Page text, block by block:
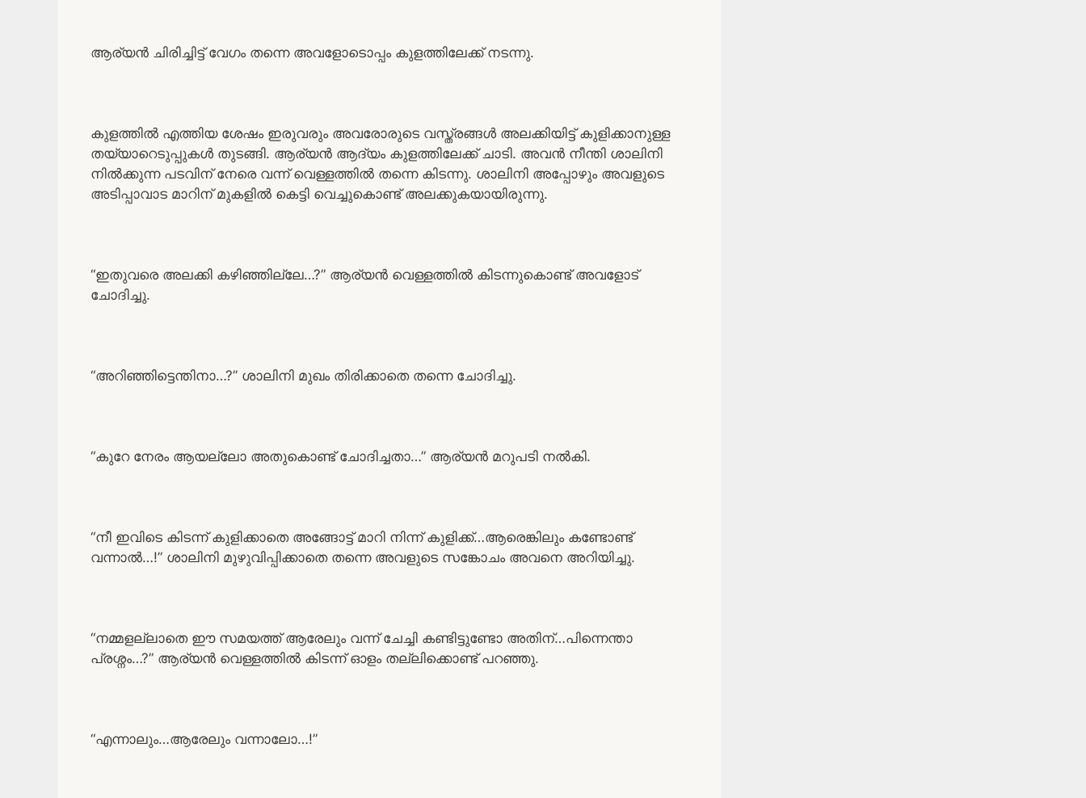
ആര്യൻ ചിരിച്ചിട്ട് വേഗം തന്നെ അവളോടൊപ്പം കുളത്തിലേക്ക് നടന്നു.
കുളത്തിൽ എത്തിയ ശേഷം ഇരുവരും അവരോരുടെ വസ്ത്രങ്ങൾ അലക്കിയിട്ട് കുളിക്കാനുള്ള
തയ്യാറെടുപ്പുകൾ തുടങ്ങി. ആര്യൻ ആദ്യം കുളത്തിലേക്ക് ചാടി. അവൻ നീന്തി ശാലിനി
നിൽക്കുന്ന പടവിന് നേരെ വന്ന് വെള്ളത്തിൽ തന്നെ കിടന്നു. ശാലിനി അപ്പോഴും അവളുടെ
അടിപ്പാവാട മാറിന് മുകളിൽ കെട്ടി വെച്ചുകൊണ്ട് അലക്കുകയായിരുന്നു.
“ഇതുവരെ അലക്കി കഴിഞ്ഞില്ലേ…?” ആര്യൻ വെള്ളത്തിൽ കിടന്നുകൊണ്ട് അവളോട്
ചോദിച്ചു.
“അറിഞ്ഞിട്ടെന്തിനാ…?” ശാലിനി മുഖം തിരിക്കാതെ തന്നെ ചോദിച്ചു.
“കുറേ നേരം ആയല്ലോ അതുകൊണ്ട് ചോദിച്ചതാ…” ആര്യൻ മറുപടി നൽകി.
“നീ ഇവിടെ കിടന്ന് കുളിക്കാതെ അങ്ങോട്ട് മാറി നിന്ന് കുളിക്ക്…ആരെങ്കിലും കണ്ടോണ്ട്
വന്നാൽ…!” ശാലിനി മുഴുവിപ്പിക്കാതെ തന്നെ അവളുടെ സങ്കോചം അവനെ അറിയിച്ചു.
“നമ്മളല്ലാതെ ഈ സമയത്ത് ആരേലും വന്ന് ചേച്ചി കണ്ടിട്ടുണ്ടോ അതിന്…പിന്നെന്താ
പ്രശ്നം…?” ആര്യൻ വെള്ളത്തിൽ കിടന്ന് ഓളം തല്ലിക്കൊണ്ട് പറഞ്ഞു.
“എന്നാലും…ആരേലും വന്നാലോ…!”